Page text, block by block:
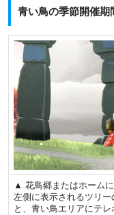
青い鳥の季節開催期
▲ 花鳥郷またはホーム
左側に表示されるツリ
と、青い鳥エリアにテ